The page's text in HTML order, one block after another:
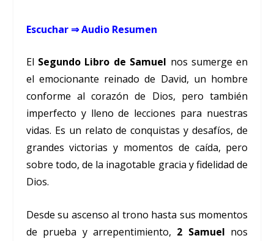
Escuchar ⇒ Audio Resumen
El Segundo Libro de Samuel nos sumerge en
el emocionante reinado de David, un hombre
conforme al corazón de Dios, pero también
imperfecto y lleno de lecciones para nuestras
vidas. Es un relato de conquistas y desafíos, de
grandes victorias y momentos de caída, pero
sobre todo, de la inagotable gracia y fidelidad de
Dios.
Desde su ascenso al trono hasta sus momentos
de prueba y arrepentimiento, 2 Samuel nos